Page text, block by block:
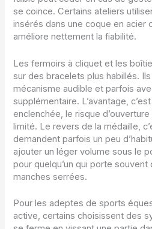
se coince. Certains ateliers
insérés dans une coque en acier
améliore nettement la fiabilité.
Les fermoirs à cliquet et les
sur des bracelets plus habillés.
mécanisme audible et parfois
supplémentaire. L’avantage,
enclenchée, le risque
limité. Le revers de la médaille,
demandent parfois un peu
ajouter un léger volume sous le
pour quelqu’un qui porte
manches serrées.
Pour les adeptes de sports
active, certains choisissent des